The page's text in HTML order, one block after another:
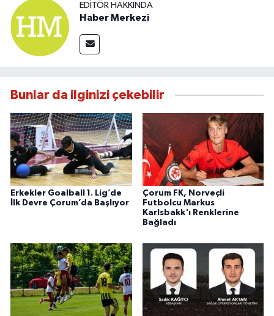
EDITÖR HAKKINDA
Haber Merkezi
Bunlar da ilginizi çekebilir
Erkekler Goalball 1. Lig’de
İlk Devre Çorum’da Başlıyor
Çorum FK, Norveçli
Futbolcu Markus
Karlsbakk'ı Renklerine
Bağladı